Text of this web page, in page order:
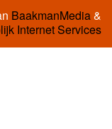
BaakmanMedia&
Internet Services